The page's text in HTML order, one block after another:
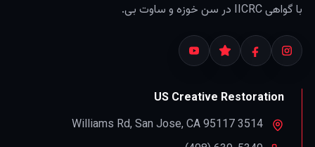
با گواهی IICRC در سن خوزه و ساوت بی.
US Creative Restoration
3514 Williams Rd
, San Jose, CA95117